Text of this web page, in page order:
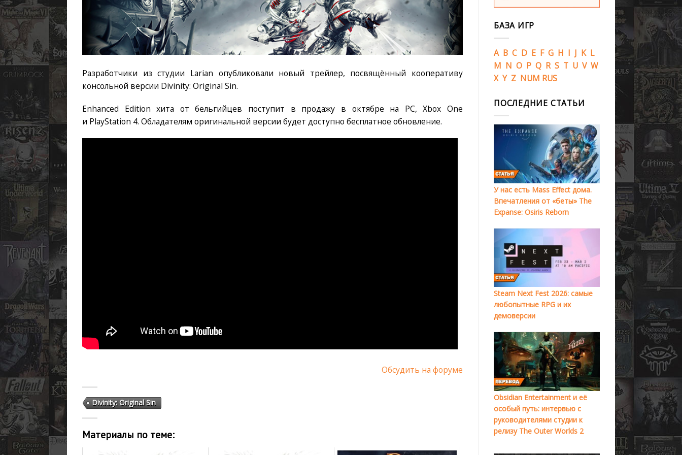
Разработчики из студии Larian опубликовали новый трейлер, посвящённый кооперативу
консольной версии Divinity: Original Sin.
Enhanced Edition хита от бельгийцев поступит в продажу в октябре на PC, Xbox One
и PlayStation 4. Обладателям оригинальной версии будет доступно бесплатное обновление.
Обсудить на форуме
Divinity: Original Sin
Материалы по теме:
БАЗА ИГР
A B C D E F G H I J K L
M N O P Q R S T U V W
X Y Z NUM RUS
ПОСЛЕДНИЕ СТАТЬИ
У нас есть Mass Effect дома.
Впечатления от «беты» The
Expanse: Osiris Reborn
Steam Next Fest 2026: самые
любопытные RPG и их
демоверсии
Obsidian Entertainment и её
особый путь: интервью с
руководителями студии к
релизу The Outer Worlds 2